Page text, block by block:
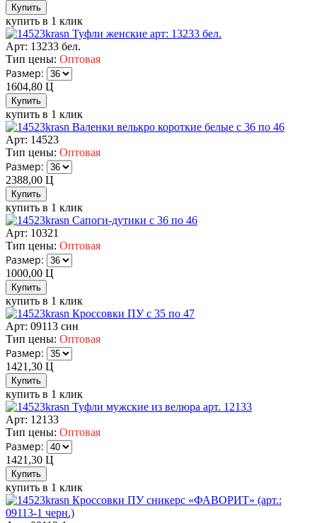
купить в 1 клик
Туфли женские арт: 13233 бел.
Арт: 13233 бел.
Тип цены: Оптовая
Размер:
1604,80 Ц
купить в 1 клик
Валенки велькро короткие белые с 36 по 46
Арт: 14523
Тип цены: Оптовая
Размер:
2388,00 Ц
купить в 1 клик
Сапоги-дутики с 36 по 46
Арт: 10321
Тип цены: Оптовая
Размер:
1000,00 Ц
купить в 1 клик
Кроссовки ПУ с 35 по 47
Арт: 09113 син
Тип цены: Оптовая
Размер:
1421,30 Ц
купить в 1 клик
Туфли мужские из велюра арт. 12133
Арт: 12133
Тип цены: Оптовая
Размер:
1421,30 Ц
купить в 1 клик
Кроссовки ПУ сникерс «ФАВОРИТ» (арт.:
09113-1 черн.)